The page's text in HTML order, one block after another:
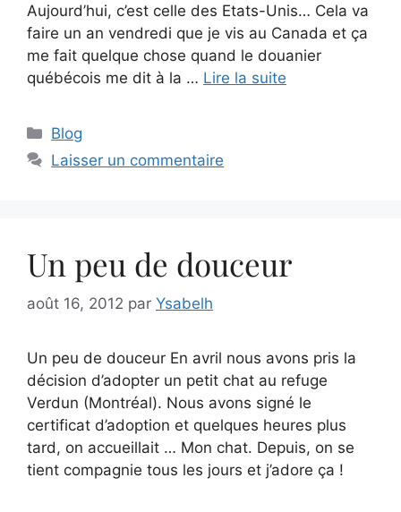
Aujourd’hui, c’est celle des Etats-Unis… Cela va
faire un an vendredi que je vis au Canada et ça
me fait quelque chose quand le douanier
québécois me dit à la … Lire la suite
Catégories
Blog
Laisser un commentaire
Un peu de douceur
août 16, 2012 par Ysabelh
Un peu de douceur En avril nous avons pris la
décision d’adopter un petit chat au refuge
Verdun (Montréal). Nous avons signé le
certificat d’adoption et quelques heures plus
tard, on accueillait … Mon chat. Depuis, on se
tient compagnie tous les jours et j’adore ça !